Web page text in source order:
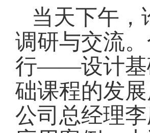
当天下午
调研与交流
行——设计基
础课程的发
公司总经理